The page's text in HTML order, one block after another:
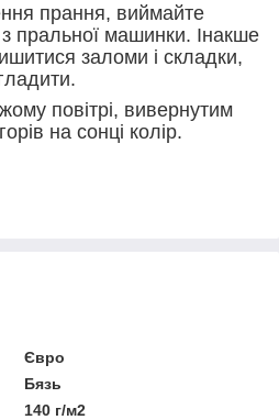
прання, виймайте
пральної машинки. Інакше
заломи і складки,
повітрі, вивернутим
на сонці колір.
Євро
Бязь
140 г/м2